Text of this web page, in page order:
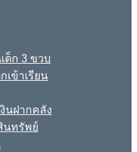
ด็ก 3 ขวบ
เข้าเรียน
นฝากคลัง
นทรัพย์